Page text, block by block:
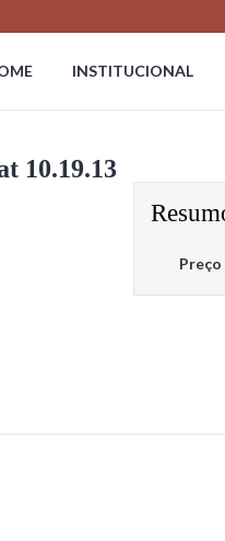
INSTITUCIONAL
10.19.13
Preço